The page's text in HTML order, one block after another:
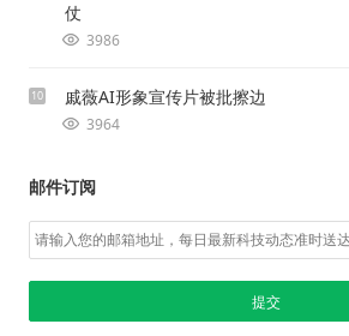
仗
3986
10 戚薇AI形象宣传片被批擦边
3964
邮件订阅